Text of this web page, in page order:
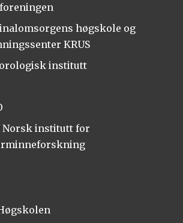
høgskole og
KRUS
institutt
Norsk institutt for